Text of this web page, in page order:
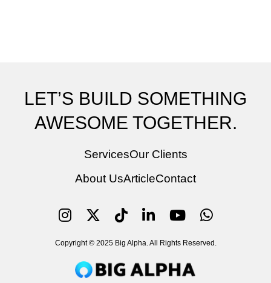
LET’S BUILD SOMETHING
AWESOME TOGETHER.
ServicesOur Clients
About UsArticleContact
Copyright © 2025 Big Alpha. All Rights Reserved.